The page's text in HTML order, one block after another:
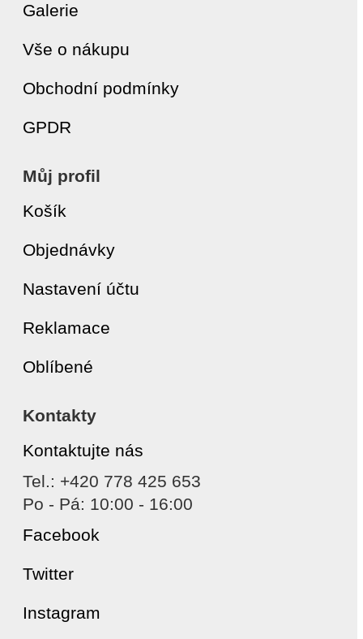
Galerie
Vše o nákupu
Obchodní podmínky
GPDR
Můj profil
Košík
Objednávky
Nastavení účtu
Reklamace
Oblíbené
Kontakty
Kontaktujte nás
Tel.: +420 778 425 653
Po - Pá: 10:00 - 16:00
Facebook
Twitter
Instagram